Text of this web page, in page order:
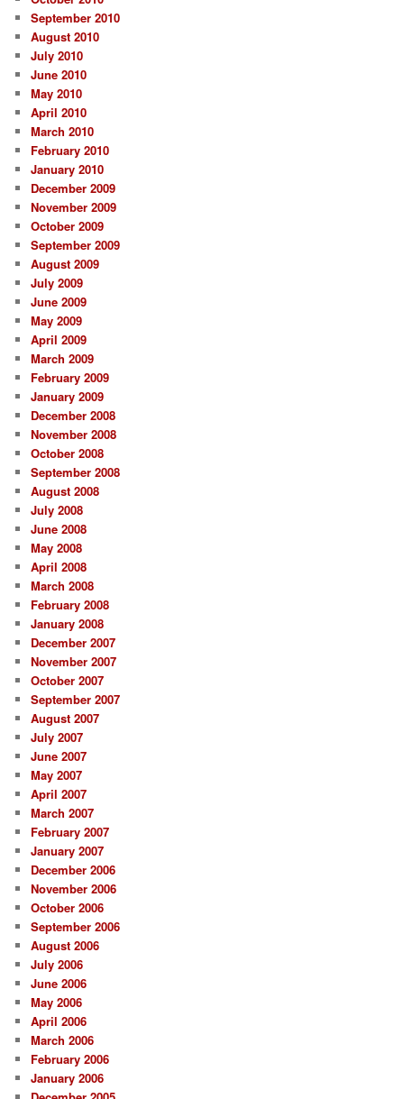
September 2010
August 2010
July 2010
June 2010
May 2010
April 2010
March 2010
February 2010
January 2010
December 2009
November 2009
October 2009
September 2009
August 2009
July 2009
June 2009
May 2009
April 2009
March 2009
February 2009
January 2009
December 2008
November 2008
October 2008
September 2008
August 2008
July 2008
June 2008
May 2008
April 2008
March 2008
February 2008
January 2008
December 2007
November 2007
October 2007
September 2007
August 2007
July 2007
June 2007
May 2007
April 2007
March 2007
February 2007
January 2007
December 2006
November 2006
October 2006
September 2006
August 2006
July 2006
June 2006
May 2006
April 2006
March 2006
February 2006
January 2006